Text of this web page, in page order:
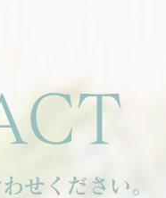
の悩み
ました
せください。